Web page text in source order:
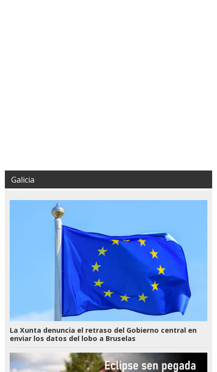
Galicia
La Xunta denuncia el retraso del Gobierno central en
enviar los datos del lobo a Bruselas